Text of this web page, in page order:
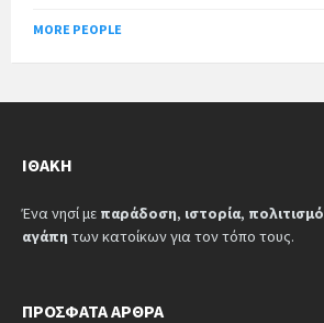
MORE PEOPLE
ΙΘΆΚΗ
Ένα νησί με παράδοση, ιστορία, πολιτισμό
αγάπη των κατοίκων για τον τόπο τους.
ΠΡΌΣΦΑΤΑ ΆΡΘΡΑ